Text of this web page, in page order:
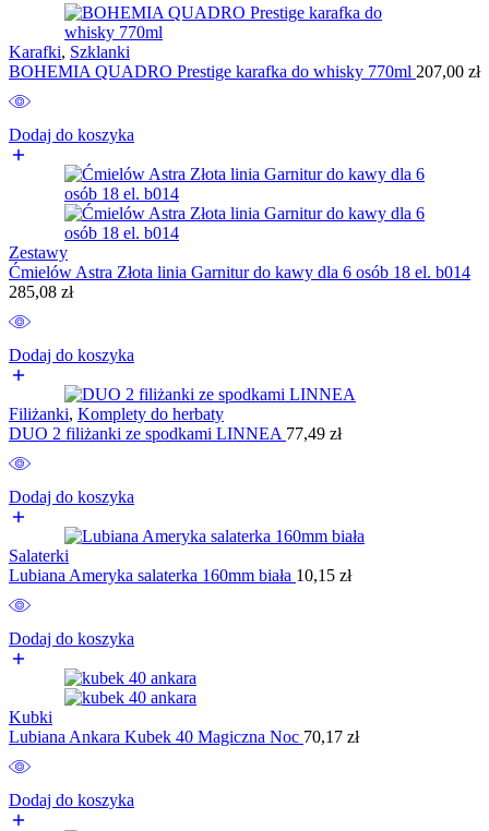
Karafki, Szklanki
BOHEMIA QUADRO Prestige karafka do whisky 770ml 207,00 zł
Dodaj do koszyka
Zestawy
Ćmielów Astra Złota linia Garnitur do kawy dla 6 osób 18 el. b014
285,08 zł
Dodaj do koszyka
Filiżanki, Komplety do herbaty
DUO 2 filiżanki ze spodkami LINNEA 77,49 zł
Dodaj do koszyka
Salaterki
Lubiana Ameryka salaterka 160mm biała 10,15 zł
Dodaj do koszyka
Kubki
Lubiana Ankara Kubek 40 Magiczna Noc 70,17 zł
Dodaj do koszyka